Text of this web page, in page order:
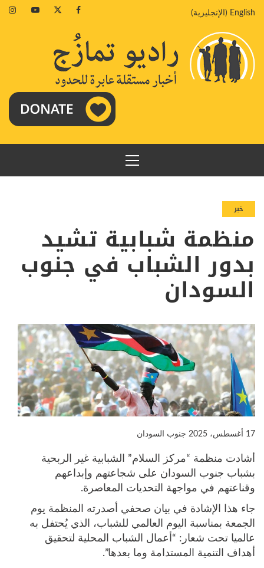
إلىEnglish
( الإنجليزية)
Facebook
Twitter
Youtube
القائمة
الرئيسية
خبر
منظمة شبابية تشيد
بدور الشباب في جنوب
السودان
17 أغسطس، 2025 جنوب السودان
أشادت منظمة “مركز السلام” الشبابية غير الربحية
بشباب جنوب السودان على شجاعتهم وإبداعهم
وقناعتهم في مواجهة التحديات المعاصرة.
جاء هذا الإشادة في بيان صحفي أصدرته المنظمة يوم
الجمعة بمناسبة اليوم العالمي للشباب، الذي يُحتفل به
عالميا تحت شعار: “أعمال الشباب المحلية لتحقيق
أهداف التنمية المستدامة وما بعدها”.